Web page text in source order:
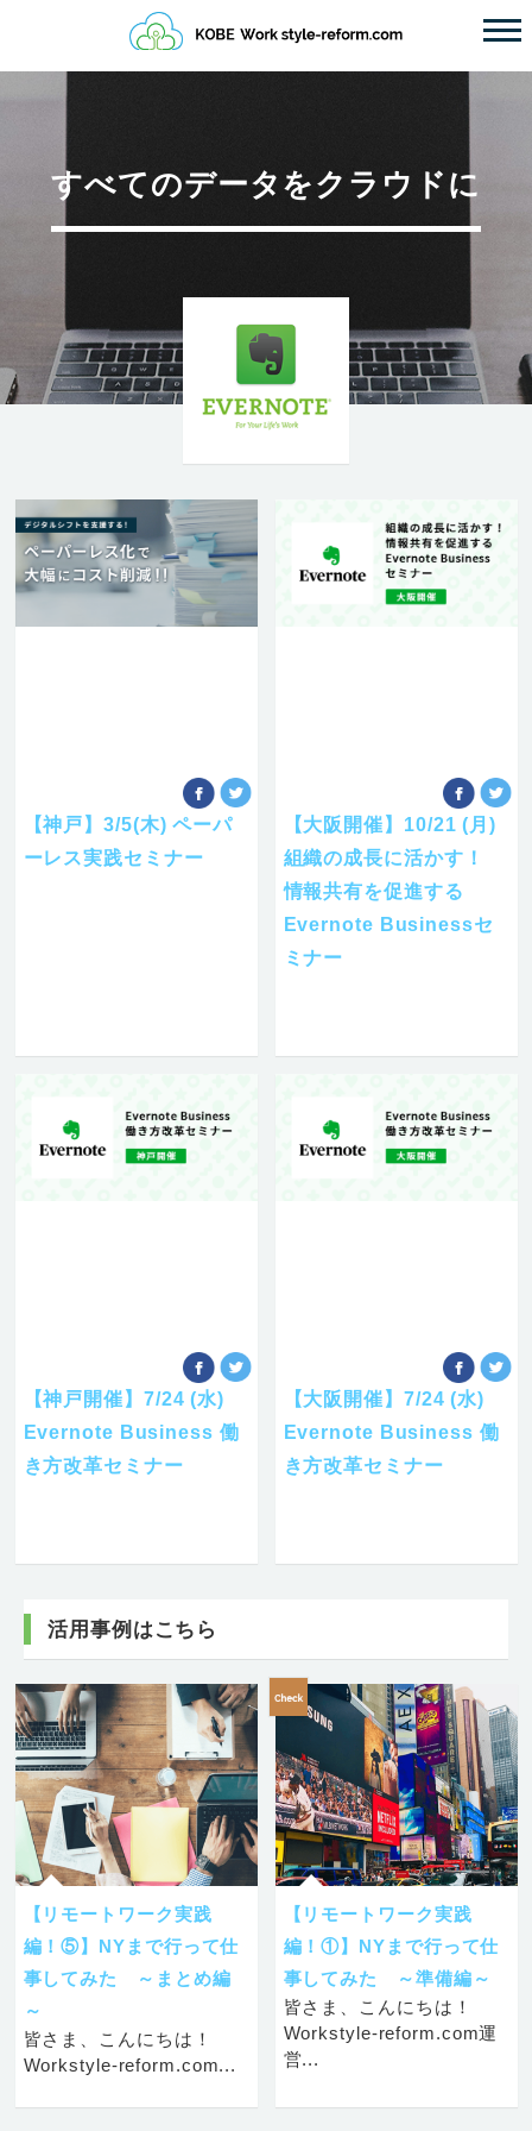
すべてのデータをクラウドに
【神戸】3/5(木) ペーパ
ーレス実践セミナー
【大阪開催】10/21 (月)
組織の成長に活かす！
情報共有を促進する
Evernote Businessセ
ミナー
【神戸開催】7/24 (水)
Evernote Business 働
き方改革セミナー
【大阪開催】7/24 (水)
Evernote Business 働
き方改革セミナー
活用事例はこちら
【リモートワーク実践
編！⑤】NYまで行って仕
事してみた ～まとめ編
～
皆さま、こんにちは！
Workstyle-reform.com...
【リモートワーク実践
編！①】NYまで行って仕
事してみた ～準備編～
皆さま、こんにちは！
Workstyle-reform.com運
営...